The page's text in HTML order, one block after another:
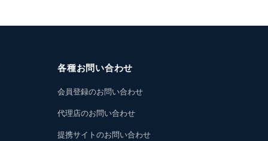
各種お問い合わせ
会員登録のお問い合わせ
代理店のお問い合わせ
提携サイトのお問い合わせ